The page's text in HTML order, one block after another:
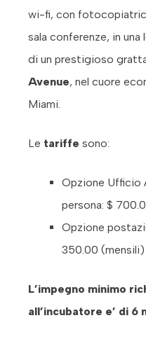
wi-fi, con
sala conferenze, in
di un prestigioso
Avenue, nel cuore
Miami.
Le tariffe sono:
Opzione Ufficio
persona: $
Opzione
350.00 (mensili)
L’impegno minimo
all’incubatore e’ di 6